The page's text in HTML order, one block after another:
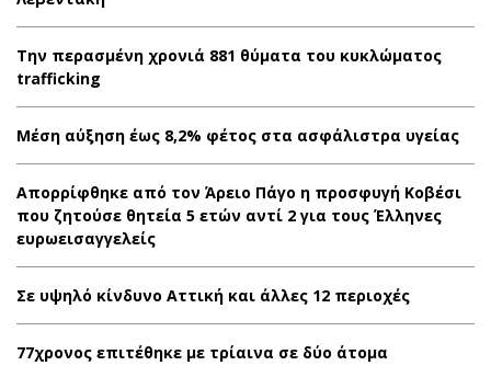
Την περασμένη χρονιά 881 θύματα του κυκλώματος
trafficking
Μέση αύξηση έως 8,2% φέτος στα ασφάλιστρα υγείας
Απορρίφθηκε από τον Άρειο Πάγο η προσφυγή Κοβέσι
που ζητούσε θητεία 5 ετών αντί 2 για τους Έλληνες
ευρωεισαγγελείς
Σε υψηλό κίνδυνο Αττική και άλλες 12 περιοχές
77χρονος επιτέθηκε με τρίαινα σε δύο άτομα